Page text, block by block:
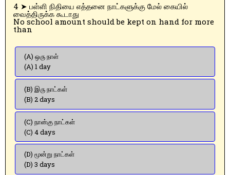
4 ➤ பள்ளி நிதியை எத்தனை நாட்களுக்கு மேல் கையில்
வைத்திருக்க கூடாது
No school amount should be kept on hand for more
than
(A) ஒரு நாள்
(A) 1 day
(B) இரு நாட்கள்
(B) 2 days
(C) நான்கு நாட்கள்
(C) 4 days
(D) மூன்று நாட்கள்
(D) 3 days